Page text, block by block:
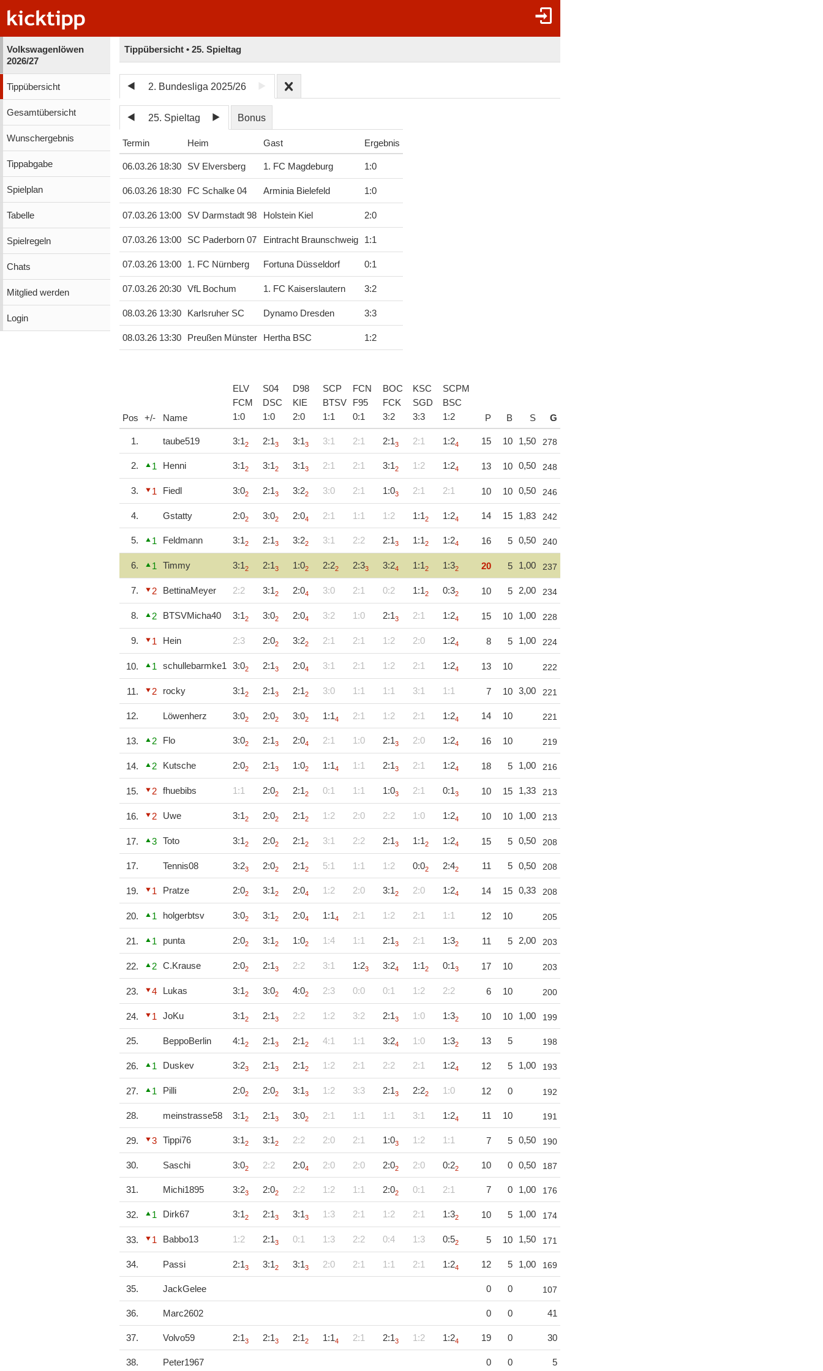
Volkswagenlöwen
2026/27
Tippübersicht
Gesamtübersicht
Wunschergebnis
Tippabgabe
Spielplan
Tabelle
Spielregeln
Chats
Mitglied werden
Login
Tippübersicht • 25. Spieltag
2. Bundesliga 2025/26
25. Spieltag Bonus
Termin Heim Gast Ergebnis
06.03.26 18:30 SV Elversberg 1. FC Magdeburg 1:0
06.03.26 18:30 FC Schalke 04 Arminia Bielefeld 1:0
07.03.26 13:00 SV Darmstadt 98 Holstein Kiel 2:0
07.03.26 13:00 SC Paderborn 07 Eintracht Braunschweig 1:1
07.03.26 13:00 1. FC Nürnberg Fortuna Düsseldorf 0:1
07.03.26 20:30 VfL Bochum 1. FC Kaiserslautern 3:2
08.03.26 13:30 Karlsruher SC Dynamo Dresden 3:3
08.03.26 13:30 Preußen Münster Hertha BSC 1:2
Pos +/- Name
ELV
FCM
1:0
S04
DSC
1:0
D98
KIE
2:0
SCP
BTSV
1:1
FCN
F95
0:1
BOC
FCK
3:2
KSC
SGD
3:3
SCPM
BSC
1:2 P B S G
1. taube519 3:12 2:13 3:13 3:1 2:1 2:13 2:1 1:24 15 10 1,50 278
2. 1 Henni 3:12 3:12 3:13 2:1 2:1 3:12 1:2 1:24 13 10 0,50 248
3. 1 Fiedl 3:02 2:13 3:22 3:0 2:1 1:03 2:1 2:1 10 10 0,50 246
4. Gstatty 2:02 3:02 2:04 2:1 1:1 1:2 1:12 1:24 14 15 1,83 242
5. 1 Feldmann 3:12 2:13 3:22 3:1 2:2 2:13 1:12 1:24 16 5 0,50 240
6. 1 Timmy 3:12 2:13 1:02 2:22 2:33 3:24 1:12 1:32 20 5 1,00 237
7. 2 BettinaMeyer 2:2 3:12 2:04 3:0 2:1 0:2 1:12 0:32 10 5 2,00 234
8. 2 BTSVMicha40 3:12 3:02 2:04 3:2 1:0 2:13 2:1 1:24 15 10 1,00 228
9. 1 Hein 2:3 2:02 3:22 2:1 2:1 1:2 2:0 1:24 8 5 1,00 224
10. 1 schullebarmke1 3:02 2:13 2:04 3:1 2:1 1:2 2:1 1:24 13 10 222
11. 2 rocky 3:12 2:13 2:12 3:0 1:1 1:1 3:1 1:1 7 10 3,00 221
12. Löwenherz 3:02 2:02 3:02 1:14 2:1 1:2 2:1 1:24 14 10 221
13. 2 Flo 3:02 2:13 2:04 2:1 1:0 2:13 2:0 1:24 16 10 219
14. 2 Kutsche 2:02 2:13 1:02 1:14 1:1 2:13 2:1 1:24 18 5 1,00 216
15. 2 fhuebibs 1:1 2:02 2:12 0:1 1:1 1:03 2:1 0:13 10 15 1,33 213
16. 2 Uwe 3:12 2:02 2:12 1:2 2:0 2:2 1:0 1:24 10 10 1,00 213
17. 3 Toto 3:12 2:02 2:12 3:1 2:2 2:13 1:12 1:24 15 5 0,50 208
17. Tennis08 3:23 2:02 2:12 5:1 1:1 1:2 0:02 2:42 11 5 0,50 208
19. 1 Pratze 2:02 3:12 2:04 1:2 2:0 3:12 2:0 1:24 14 15 0,33 208
20. 1 holgerbtsv 3:02 3:12 2:04 1:14 2:1 1:2 2:1 1:1 12 10 205
21. 1 punta 2:02 3:12 1:02 1:4 1:1 2:13 2:1 1:32 11 5 2,00 203
22. 2 C.Krause 2:02 2:13 2:2 3:1 1:23 3:24 1:12 0:13 17 10 203
23. 4 Lukas 3:12 3:02 4:02 2:3 0:0 0:1 1:2 2:2 6 10 200
24. 1 JoKu 3:12 2:13 2:2 1:2 3:2 2:13 1:0 1:32 10 10 1,00 199
25. BeppoBerlin 4:12 2:13 2:12 4:1 1:1 3:24 1:0 1:32 13 5 198
26. 1 Duskev 3:23 2:13 2:12 1:2 2:1 2:2 2:1 1:24 12 5 1,00 193
27. 1 Pilli 2:02 2:02 3:13 1:2 3:3 2:13 2:22 1:0 12 0 192
28. meinstrasse58 3:12 2:13 3:02 2:1 1:1 1:1 3:1 1:24 11 10 191
29. 3 Tippi76 3:12 3:12 2:2 2:0 2:1 1:03 1:2 1:1 7 5 0,50 190
30. Saschi 3:02 2:2 2:04 2:0 2:0 2:02 2:0 0:22 10 0 0,50 187
31. Michi1895 3:23 2:02 2:2 1:2 1:1 2:02 0:1 2:1 7 0 1,00 176
32. 1 Dirk67 3:12 2:13 3:13 1:3 2:1 1:2 2:1 1:32 10 5 1,00 174
33. 1 Babbo13 1:2 2:13 0:1 1:3 2:2 0:4 1:3 0:52 5 10 1,50 171
34. Passi 2:13 3:12 3:13 2:0 2:1 1:1 2:1 1:24 12 5 1,00 169
35. JackGelee 0 0 107
36. Marc2602 0 0 41
37. Volvo59 2:13 2:13 2:12 1:14 2:1 2:13 1:2 1:24 19 0 30
38. Peter1967 0 0 5